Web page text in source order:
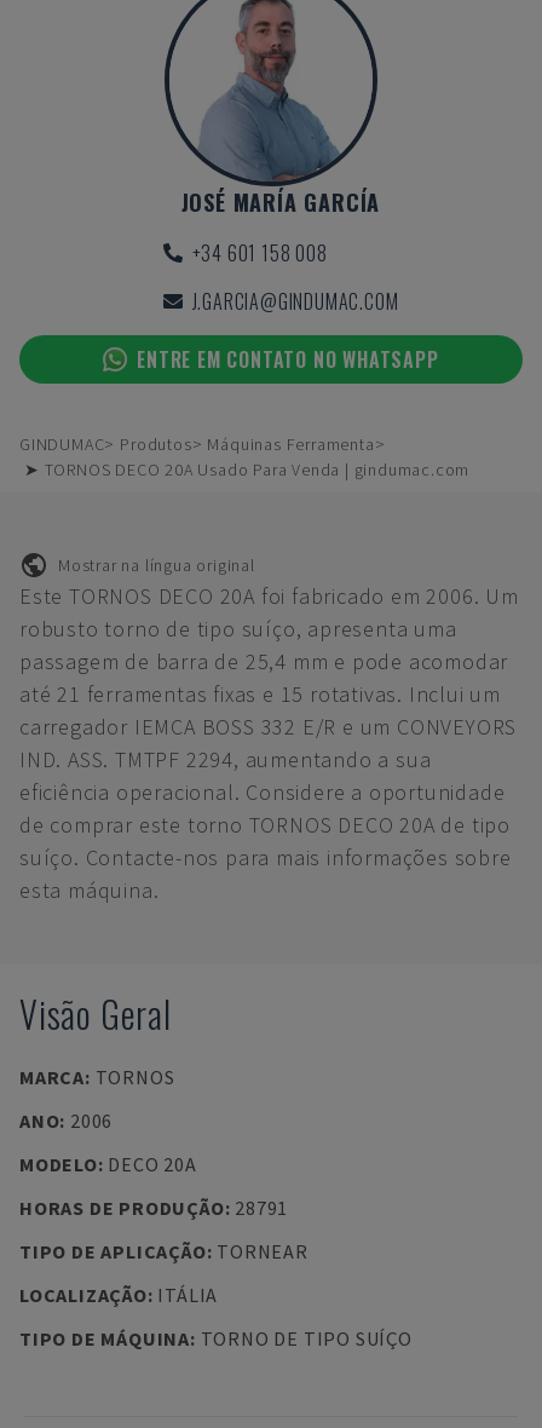
JOSÉ MARÍA GARCÍA
+34 601 158 008
J.GARCIA@GINDUMAC.COM
ENTRE EM CONTATO NO WHATSAPP
GINDUMAC Produtos
Máquinas Ferramenta
➤ TORNOS DECO 20A Usado Para Venda | gindumac.com
Mostrar na língua original
Este TORNOS DECO 20A foi fabricado em 2006. Um
robusto torno de tipo suíço, apresenta uma
passagem de barra de 25,4 mm e pode acomodar
até 21 ferramentas fixas e 15 rotativas. Inclui um
carregador IEMCA BOSS 332 E/R e um CONVEYORS
IND. ASS. TMTPF 2294, aumentando a sua
eficiência operacional. Considere a oportunidade
de comprar este torno TORNOS DECO 20A de tipo
suíço. Contacte-nos para mais informações sobre
esta máquina.
Visão Geral
MARCA: TORNOS
ANO: 2006
MODELO: DECO 20A
HORAS DE PRODUÇÃO: 28791
TIPO DE APLICAÇÃO: TORNEAR
LOCALIZAÇÃO: ITÁLIA
TIPO DE MÁQUINA: TORNO DE TIPO SUÍÇO